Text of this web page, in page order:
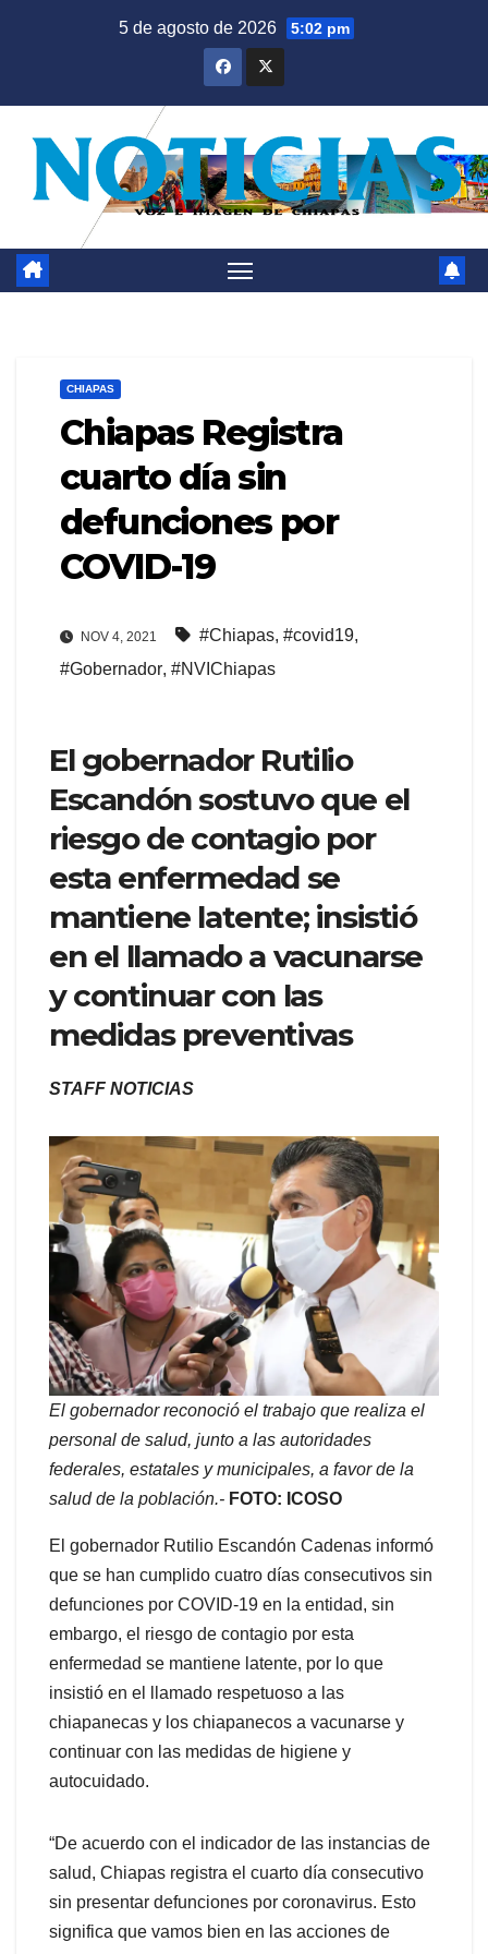
5 de agosto de 2026 5:02 pm
CHIAPAS
Chiapas Registra
cuarto día sin
defunciones por
COVID-19
NOV 4, 2021 #Chiapas, #covid19,
#Gobernador, #NVIChiapas
El gobernador Rutilio
Escandón sostuvo que el
riesgo de contagio por
esta enfermedad se
mantiene latente; insistió
en el llamado a vacunarse
y continuar con las
medidas preventivas
STAFF NOTICIAS
El gobernador reconoció el trabajo que realiza el
personal de salud, junto a las autoridades
federales, estatales y municipales, a favor de la
salud de la población.- FOTO: ICOSO
El gobernador Rutilio Escandón Cadenas informó
que se han cumplido cuatro días consecutivos sin
defunciones por COVID-19 en la entidad, sin
embargo, el riesgo de contagio por esta
enfermedad se mantiene latente, por lo que
insistió en el llamado respetuoso a las
chiapanecas y los chiapanecos a vacunarse y
continuar con las medidas de higiene y
autocuidado.
“De acuerdo con el indicador de las instancias de
salud, Chiapas registra el cuarto día consecutivo
sin presentar defunciones por coronavirus. Esto
significa que vamos bien en las acciones de